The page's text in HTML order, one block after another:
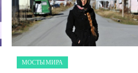
МОСТЫ МИРА